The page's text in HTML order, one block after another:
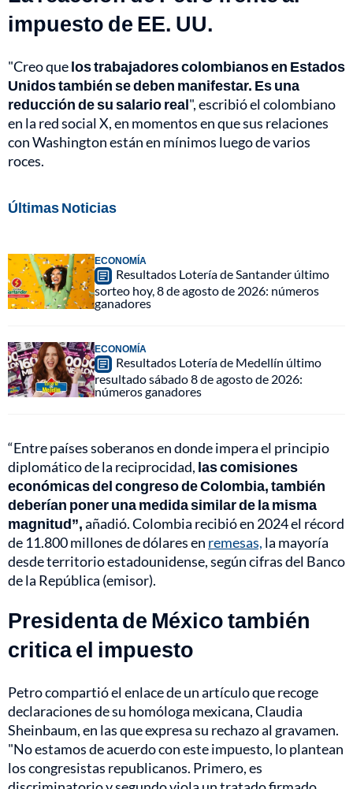
impuesto de EE. UU.
"Creo quelos trabajadores colombianos en Estados
Unidos también se deben manifestar. Es una
reducción de su salario real", escribió el colombiano
en la red social X, en momentos en que sus relaciones
con Washington están en mínimos luego de varios
roces.
Últimas Noticias
ECONOMÍA
Resultados Lotería de Santander último
sorteo hoy, 8 de agosto de 2026: números
ganadores
ECONOMÍA
Resultados Lotería de Medellín último
resultado sábado 8 de agosto de 2026:
números ganadores
“Entre países soberanos en donde impera el principio
diplomático de la reciprocidad, las comisiones
económicas del congreso de Colombia, también
deberían poner una medida similar de la misma
magnitud”,añadió. Colombia recibió en 2024 el récord
de 11.800 millones de dólares en remesas, la mayoría
desde territorio estadounidense, según cifras del Banco
de la República (emisor).
Presidenta de México también
critica el impuesto
Petro compartió el enlace de un artículo que recoge
declaraciones de su homóloga mexicana,Claudia
Sheinbaum,en las que expresa su rechazo al gravamen.
"No estamos de acuerdo con este impuesto, lo plantean
los congresistas republicanos. Primero, es